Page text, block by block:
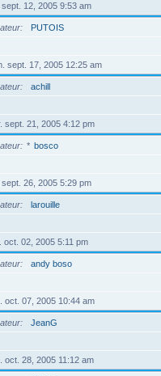
sept. 12, 2005 9:53 am
PUTOIS
sept. 17, 2005 12:25 am
achill
sept. 21, 2005 4:12 pm
* bosco
sept. 26, 2005 5:29 pm
larouille
oct. 02, 2005 5:11 pm
andy boso
oct. 07, 2005 10:44 am
JeanG
oct. 28, 2005 11:12 am